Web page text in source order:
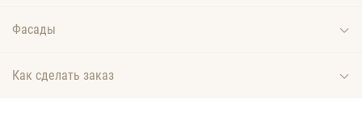
Фасады
Как сделать заказ